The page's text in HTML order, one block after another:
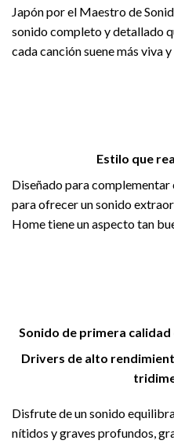
Japón por el Maestro de
sonido completo y detallado
cada canción suene más viva
Estilo que
Diseñado para
para ofrecer un sonido
Home tiene un aspecto tan
Sonido de primera
Drivers de alto
Disfrute de un sonido
nítidos y graves profundos,